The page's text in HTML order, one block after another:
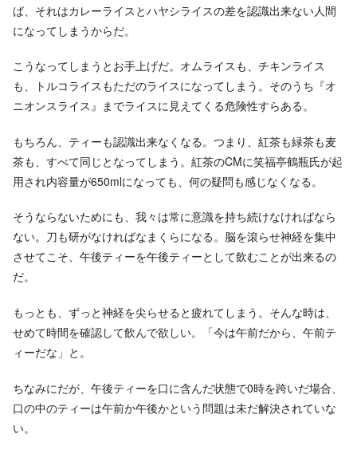
ば、それはカレーライスとハヤシライスの差を認識出来ない人間
になってしまうからだ。
こうなってしまうとお手上げだ。オムライスも、チキンライス
も、トルコライスもただのライスになってしまう。そのうち『オ
ニオンスライス』までライスに見えてくる危険性すらある。
もちろん、ティーも認識出来なくなる。つまり、紅茶も緑茶も麦
茶も、すべて同じとなってしまう。紅茶のCMに笑福亭鶴瓶氏が起
用され内容量が650mlになっても、何の疑問も感じなくなる。
そうならないためにも、我々は常に意識を持ち続けなければなら
ない。刀も研がなければなまくらになる。脳を滾らせ神経を集中
させてこそ、午後ティーを午後ティーとして飲むことが出来るの
だ。
もっとも、ずっと神経を尖らせると疲れてしまう。そんな時は、
せめて時間を確認して飲んで欲しい。「今は午前だから、午前テ
ィーだな」と。
ちなみにだが、午後ティーを口に含んだ状態で0時を跨いだ場合、
口の中のティーは午前か午後かという問題は未だ解決されていな
い。